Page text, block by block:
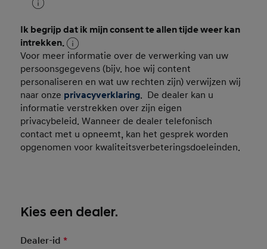
Consent Persoonsgegevens
Ik begrijp dat ik mijn consent te allen tijde weer kan
intrekken.
Voor meer informatie over de verwerking van uw
persoonsgegevens (bijv. hoe wij content
personaliseren en wat uw rechten zijn) verwijzen wij
naar onze privacyverklaring. De dealer kan u
informatie verstrekken over zijn eigen
privacybeleid. Wanneer de dealer telefonisch
contact met u opneemt, kan het gesprek worden
opgenomen voor kwaliteitsverbeteringsdoeleinden.
Kies een dealer.
Dealer-id*